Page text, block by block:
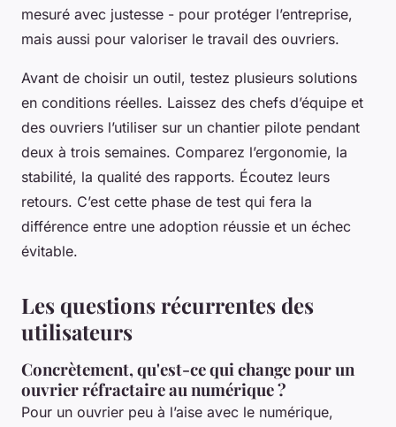
mesuré avec justesse - pour protéger l’entreprise,
mais aussi pour valoriser le travail des ouvriers.
Avant de choisir un outil, testez plusieurs solutions
en conditions réelles. Laissez des chefs d’équipe et
des ouvriers l’utiliser sur un chantier pilote pendant
deux à trois semaines. Comparez l’ergonomie, la
stabilité, la qualité des rapports. Écoutez leurs
retours. C’est cette phase de test qui fera la
différence entre une adoption réussie et un échec
évitable.
Les questions récurrentes des
utilisateurs
Concrètement, qu'est-ce qui change pour un
ouvrier réfractaire au numérique ?
Pour un ouvrier peu à l’aise avec le numérique,